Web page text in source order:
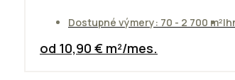
Dostupné výmery: 70 - 2 700 m²
od 10,90 € m²/mes.